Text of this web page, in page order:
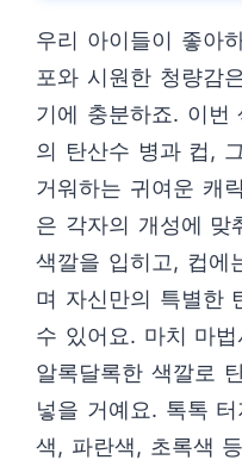
우리 아이들이 좋아
포와 시원한 청량감
기에 충분하죠. 이번
의 탄산수 병과 컵,
거워하는 귀여운 캐
은 각자의 개성에 맞
색깔을 입히고, 컵에
며 자신만의 특별한
수 있어요. 마치 마
알록달록한 색깔로
넣을 거예요. 톡톡
색, 파란색, 초록색